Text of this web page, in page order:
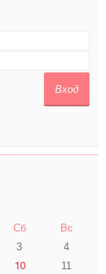
Сб Вс
3
4
10 11